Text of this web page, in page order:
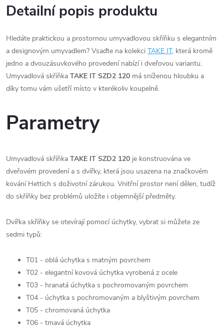
Detailní popis produktu
Hledáte praktickou a prostornou umyvadlovou skříňku s elegantním
a designovým umyvadlem? Vsaďte na kolekci TAKE IT, která kromě
jedno a dvouzásuvkového provedení nabízí i dveřovou variantu.
Umyvadlová skříňka TAKE IT SZD2 120 má sníženou hloubku a
díky tomu vám ušetří místo v kterékoliv koupelně.
Parametry
Umyvadlová skříňka TAKE IT SZD2 120 je konstruována ve
dveřovém provedení a s dvířky, která jsou usazena na značkovém
kování Hettich s doživotní zárukou. Vnitřní prostor není dělen, tudíž
do skříňky bez problémů uložíte i objemnější předměty.
Dvířka skříňky se otevírají pomocí úchytky, vybrat si můžete ze
sedmi typů:
T01 - oblá úchytka s matným povrchem
T02 - elegantní kovová úchytka vyrobená z ocele
T03 - hranatá úchytka s pochromovaným povrchem
T04 - úchytka s pochromovaným a blyštivým povrchem
T05 - chromovaná úchytka
T06 - tmavá úchytka